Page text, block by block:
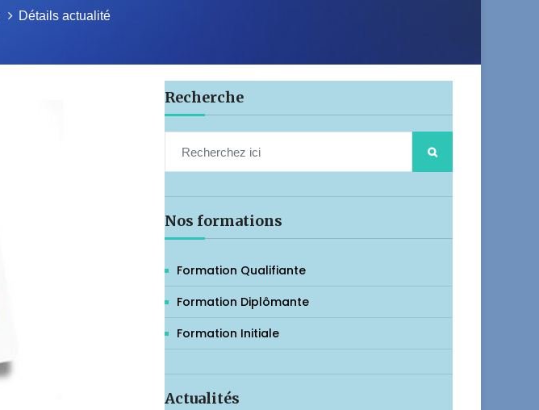
Détails actualité
Recherche
Nos formations
Formation Qualifiante
Formation Diplômante
Formation Initiale
Actualités